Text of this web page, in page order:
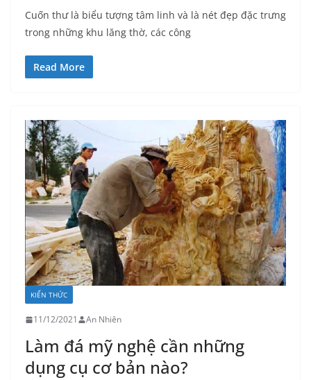
Cuốn thư là biểu tượng tâm linh và là nét đẹp đặc trưng
trong những khu lăng thờ, các công
Read More
KIẾN THỨC
11/12/2021 An Nhiên
Làm đá mỹ nghệ cần những
dụng cụ cơ bản nào?